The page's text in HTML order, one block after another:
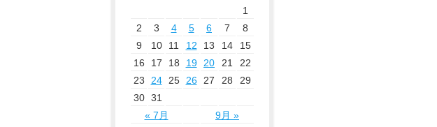
1
2
3 4 5 6 7
8
9
10 11 12 13 14
15
16
17 18 19 20 21
22
23
24 25 26 27 28
29
30 31
« 7月
9月 »